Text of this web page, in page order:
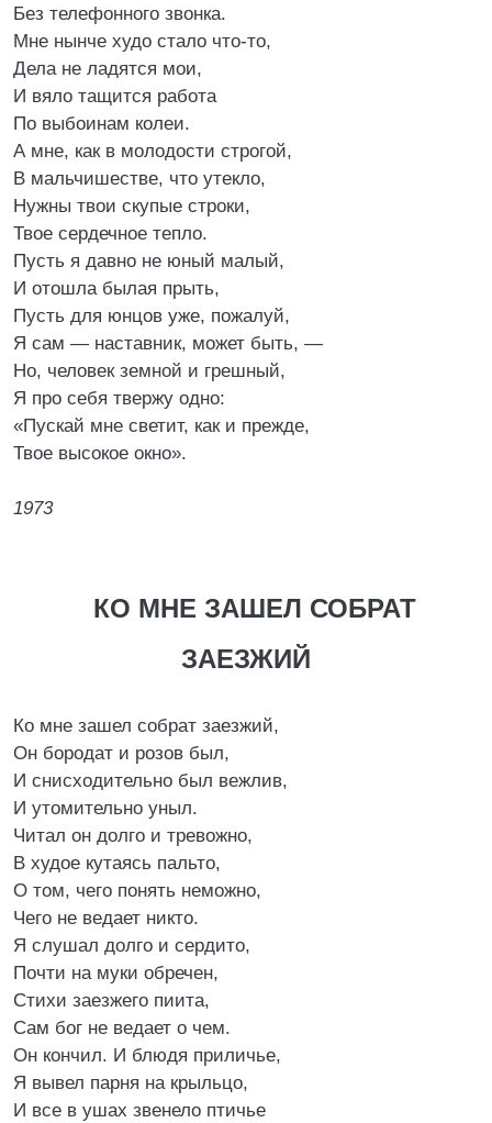
Без телефонного звонка.
Мне нынче худо стало что-то,
Дела не ладятся мои,
И вяло тащится работа
По выбоинам колеи.
А мне, как в молодости строгой,
В мальчишестве, что утекло,
Нужны твои скупые строки,
Твое сердечное тепло.
Пусть я давно не юный малый,
И отошла былая прыть,
Пусть для юнцов уже, пожалуй,
Я сам — наставник, может быть, —
Но, человек земной и грешный,
Я про себя твержу одно:
«Пускай мне светит, как и прежде,
Твое высокое окно».
1973
КО МНЕ ЗАШЕЛ СОБРАТ
ЗАЕЗЖИЙ
Ко мне зашел собрат заезжий,
Он бородат и розов был,
И снисходительно был вежлив,
И утомительно уныл.
Читал он долго и тревожно,
В худое кутаясь пальто,
О том, чего понять неможно,
Чего не ведает никто.
Я слушал долго и сердито,
Почти на муки обречен,
Стихи заезжего пиита,
Сам бог не ведает о чем.
Он кончил. И блюдя приличье,
Я вывел парня на крыльцо,
И все в ушах звенело птичье